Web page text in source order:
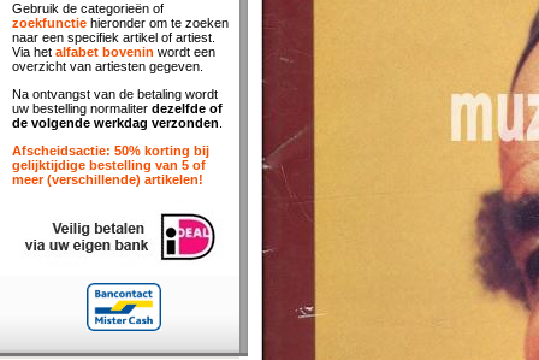
Gebruik de categorieën of
zoekfunctie hieronder om te zoeken
naar een specifiek artikel of artiest.
Via het alfabet bovenin wordt een
overzicht van artiesten gegeven.
Na ontvangst van de betaling wordt
uw bestelling normaliter dezelfde of
de volgende werkdag verzonden
Afscheidsactie: 50% korting bij
gelijktijdige bestelling van 5 of
meer (verschillende) artikelen!